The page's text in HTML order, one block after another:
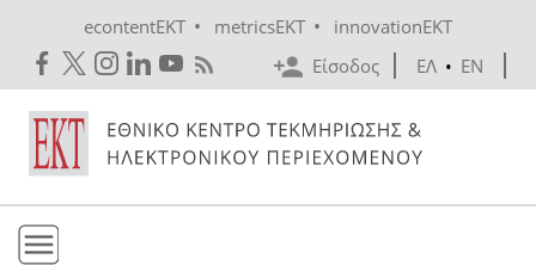
econtentEKT • metricsEKT •
innovationEKT
Είσοδος
ΕΛ • EN